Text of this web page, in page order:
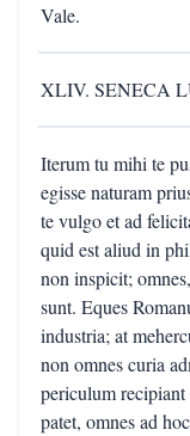
Vale.
XLIV. SENECA
Iterum tu mihi te
egisse naturam
te vulgo et ad
quid est aliud in
non inspicit;
sunt. Eques
industria; at
non omnes curia
periculum
patet, omnes ad